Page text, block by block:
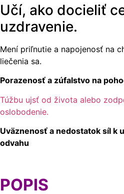
Učí, ako docieliť
uzdravenie.
Mení priľnutie a napojenosť na
liečenia sa.
Porazenosť a zúfalstvo na
Túžbu ujsť od života alebo
oslobodenie.
Uväznenosť a nedostatok síl k
odvahu
POPIS